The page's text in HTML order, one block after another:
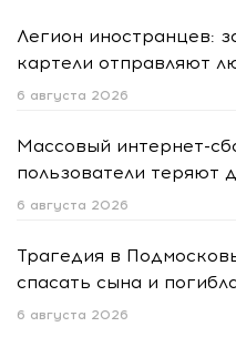
Легион иностранцев:
картели отправляют
6 августа 2026
Массовый интернет-
пользователи теряют
6 августа 2026
Трагедия в
спасать сына и
6 августа 2026